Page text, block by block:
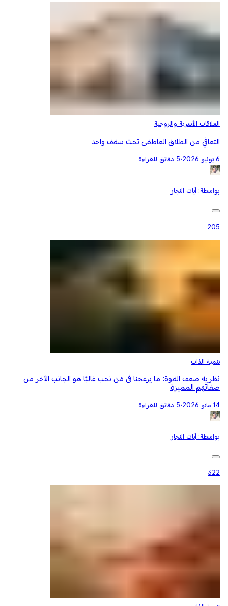
العلاقات الأسرية والزوجية
التعافي من الطلاق العاطفي تحت سقف واحد
6 يونيو 2026 •5 دقائق للقراءة
بواسطة: آيات النجار
205
تنمية الذات
نظرية ضعف القوة: ما يزعجنا في مَن نحب غالبًا هو الجانب الآخر من
صفاتهم المميزة
14 مايو 2026 •5 دقائق للقراءة
بواسطة: آيات النجار
322